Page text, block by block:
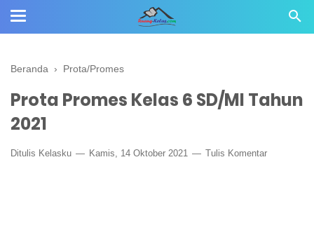
Beranda › Prota/Promes
Prota Promes Kelas 6 SD/MI Tahun
2021
Ditulis Kelasku Kamis, 14 Oktober 2021 Tulis Komentar